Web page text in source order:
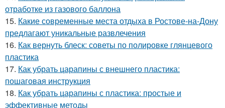
отработке из газового баллона
15. Какие современные места отдыха в Ростове-на-Дону
предлагают уникальные развлечения
16. Как вернуть блеск: советы по полировке глянцевого
пластика
17. Как убрать царапины с внешнего пластика:
пошаговая инструкция
18. Как убрать царапины с пластика: простые и
эффективные методы